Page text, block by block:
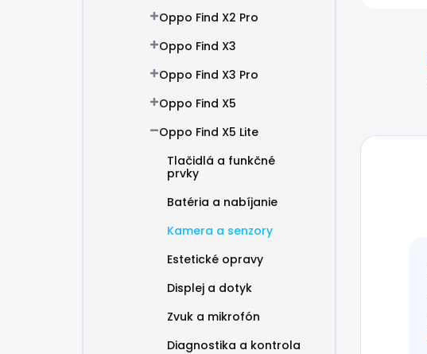
Oppo Find X2 Pro
Oppo Find X3
Oppo Find X3 Pro
Oppo Find X5
Oppo Find X5 Lite
Tlačidlá a funkčné
prvky
Batéria a nabíjanie
Kamera a senzory
Estetické opravy
Displej a dotyk
Zvuk a mikrofón
Diagnostika a kontrola